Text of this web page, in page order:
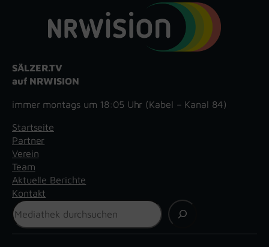
SÄLZER.TV
auf NRWISION
immer montags um 18:05 Uhr (Kabel – Kanal 84)
Startseite
Partner
Verein
Team
Aktuelle Berichte
Kontakt
Suchen